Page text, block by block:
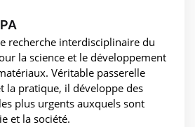
recherche interdisciplinaire du
la science et le développement
Véritable passerelle
la pratique, il développe des
plus urgents auxquels sont
et la société.